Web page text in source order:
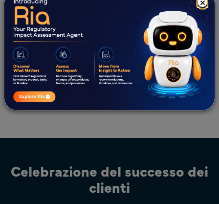
formati specifici per ogni paese, supporto per la
traduzione del dossier nella lingua locale e gestione
delle presentazioni normative.
Supporto alla presentazione per
variazioni/modifiche/integrazioni CMC di prodotti
biologici a diverse Autorità Sanitarie.
Gestione del ciclo di vita e rinnovi dei prodotti
biologici.
Celebrazione del successo dei
clienti